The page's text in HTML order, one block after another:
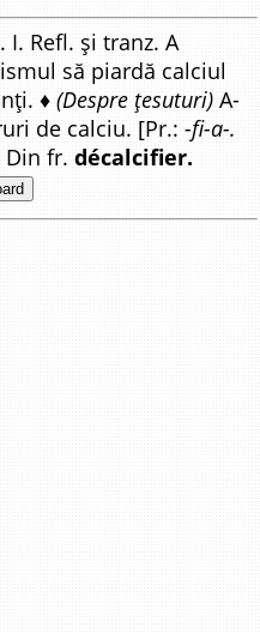
I. Refl. și tranz. A
să piardă calciul
♦(Despre țesuturi) A-
de calciu. [Pr.:-fi-a-.
Din fr.décalcifier.